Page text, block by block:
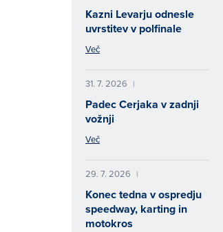
Kazni Levarju odnesle
uvrstitev v polfinale
Več
31. 7. 2026 |
Padec Cerjaka v zadnji
vožnji
Več
29. 7. 2026 |
Konec tedna v ospredju
speedway, karting in
motokros